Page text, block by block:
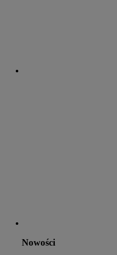
Nowości